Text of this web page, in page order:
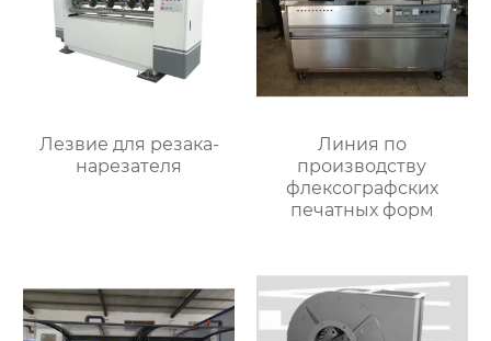
Лезвие для резака-
нарезателя
Линия по
производству
флексографских
печатных форм